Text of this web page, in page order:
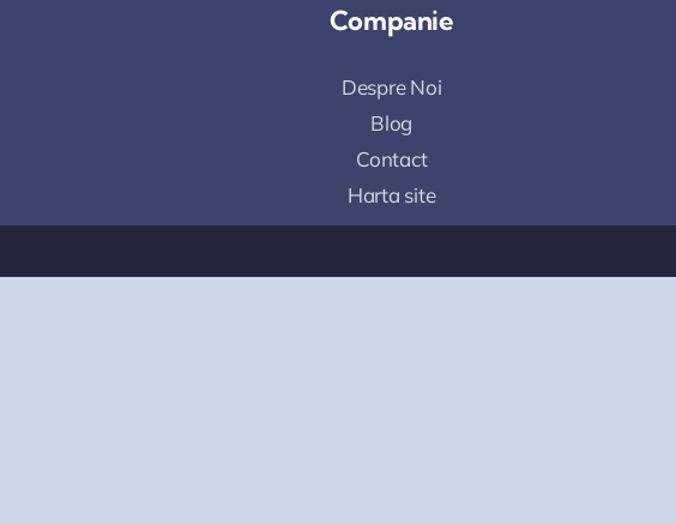
Companie
Despre Noi
Blog
Contact
Harta site